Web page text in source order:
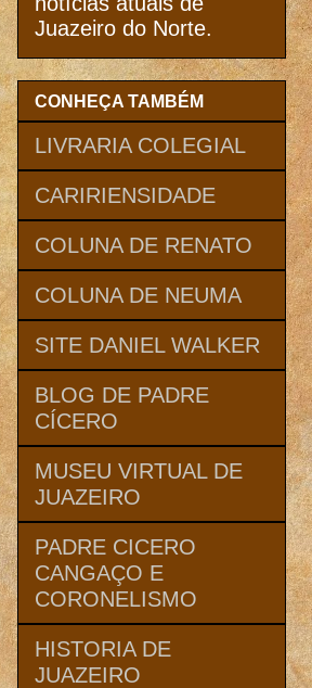
Juazeiro do Norte.
CONHEÇA TAMBÉM
LIVRARIA COLEGIAL
CARIRIENSIDADE
COLUNA DE RENATO
COLUNA DE NEUMA
SITE DANIEL WALKER
BLOG DE PADRE
CÍCERO
MUSEU VIRTUAL DE
JUAZEIRO
PADRE CICERO
CANGAÇO E
CORONELISMO
HISTORIA DE
JUAZEIRO